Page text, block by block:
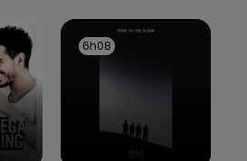
- 19h00
CHAMPAGNE FM
6h08
6h08